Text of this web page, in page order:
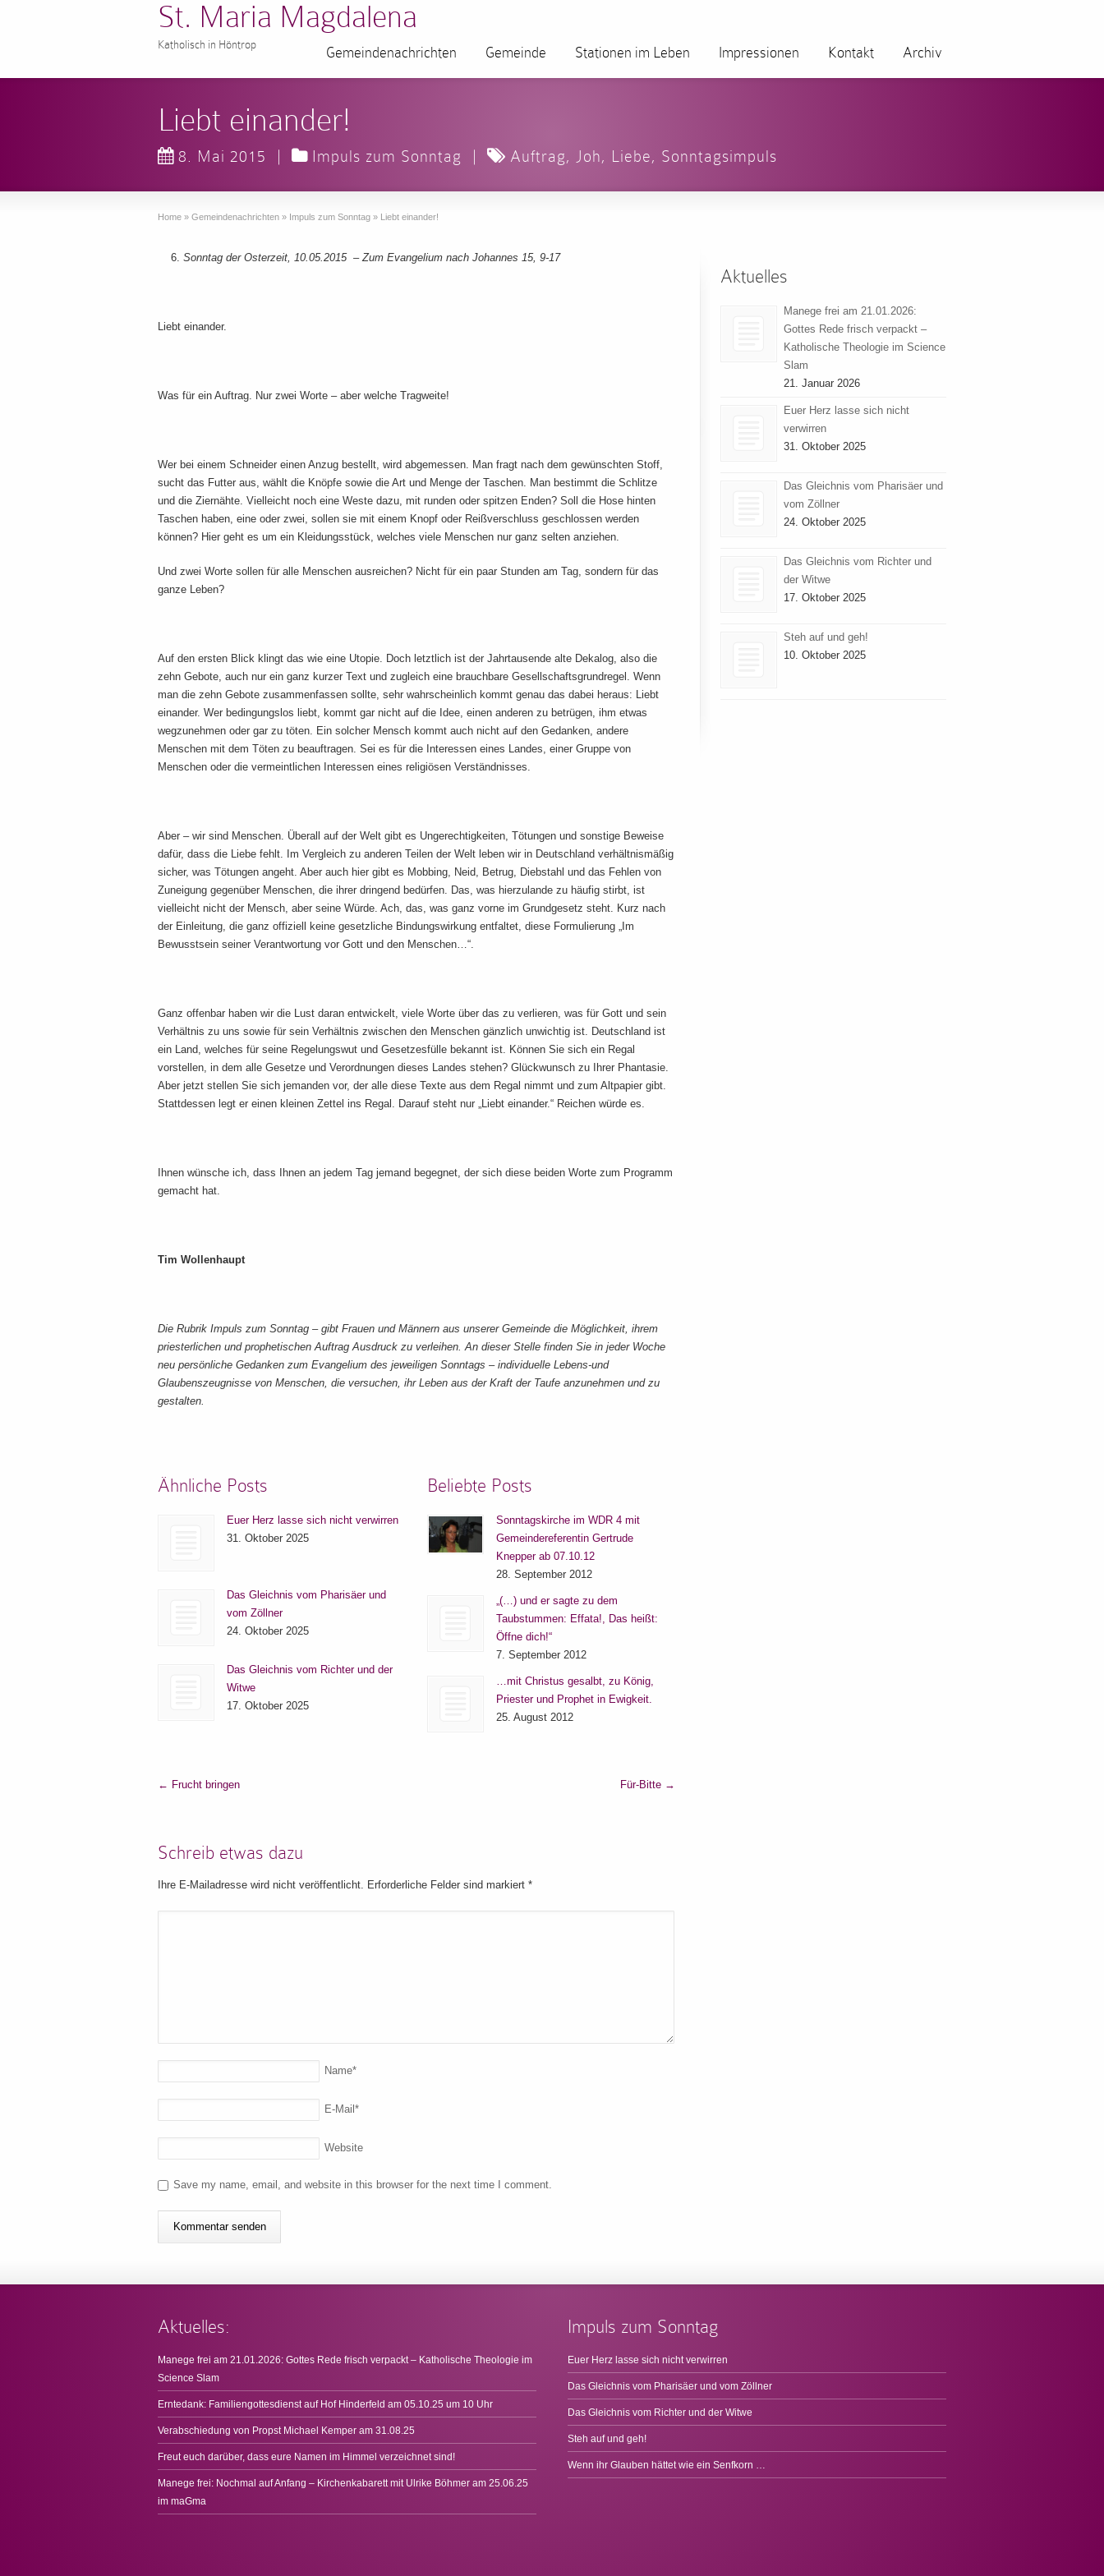
St. Maria Magdalena
Katholisch in Höntrop Gemeindenachrichten Gemeinde Stationen im Leben Impressionen Kontakt Archiv
Liebt einander!
8. Mai 2015 | Impuls zum Sonntag | Auftrag, Joh, Liebe, Sonntagsimpuls
Home » Gemeindenachrichten » Impuls zum Sonntag » Liebt einander!
Sonntag der Osterzeit, 10.05.2015 –Zum Evangelium nach Johannes 15, 9-17
Liebt einander.
Was für ein Auftrag. Nur zwei Worte – aber welche Tragweite!
Wer bei einem Schneider einen Anzug bestellt, wird abgemessen. Man fragt nach dem gewünschten Stoff,
sucht das Futter aus, wählt die Knöpfe sowie die Art und Menge der Taschen. Man bestimmt die Schlitze
und die Ziernähte. Vielleicht noch eine Weste dazu, mit runden oder spitzen Enden? Soll die Hose hinten
Taschen haben, eine oder zwei, sollen sie mit einem Knopf oder Reißverschluss geschlossen werden
können? Hier geht es um ein Kleidungsstück, welches viele Menschen nur ganz selten anziehen.
Und zwei Worte sollen für alle Menschen ausreichen? Nicht für ein paar Stunden am Tag, sondern für das
ganze Leben?
Auf den ersten Blick klingt das wie eine Utopie. Doch letztlich ist der Jahrtausende alte Dekalog, also die
zehn Gebote, auch nur ein ganz kurzer Text und zugleich eine brauchbare Gesellschaftsgrundregel. Wenn
man die zehn Gebote zusammenfassen sollte, sehr wahrscheinlich kommt genau das dabei heraus: Liebt
einander. Wer bedingungslos liebt, kommt gar nicht auf die Idee, einen anderen zu betrügen, ihm etwas
wegzunehmen oder gar zu töten. Ein solcher Mensch kommt auch nicht auf den Gedanken, andere
Menschen mit dem Töten zu beauftragen. Sei es für die Interessen eines Landes, einer Gruppe von
Menschen oder die vermeintlichen Interessen eines religiösen Verständnisses.
Aber – wir sind Menschen. Überall auf der Welt gibt es Ungerechtigkeiten, Tötungen und sonstige Beweise
dafür, dass die Liebe fehlt. Im Vergleich zu anderen Teilen der Welt leben wir in Deutschland verhältnismäßig
sicher, was Tötungen angeht. Aber auch hier gibt es Mobbing, Neid, Betrug, Diebstahl und das Fehlen von
Zuneigung gegenüber Menschen, die ihrer dringend bedürfen. Das, was hierzulande zu häufig stirbt, ist
vielleicht nicht der Mensch, aber seine Würde. Ach, das, was ganz vorne im Grundgesetz steht. Kurz nach
der Einleitung, die ganz offiziell keine gesetzliche Bindungswirkung entfaltet, diese Formulierung „Im
Bewusstsein seiner Verantwortung vor Gott und den Menschen…“.
Ganz offenbar haben wir die Lust daran entwickelt, viele Worte über das zu verlieren, was für Gott und sein
Verhältnis zu uns sowie für sein Verhältnis zwischen den Menschen gänzlich unwichtig ist. Deutschland ist
ein Land, welches für seine Regelungswut und Gesetzesfülle bekannt ist. Können Sie sich ein Regal
vorstellen, in dem alle Gesetze und Verordnungen dieses Landes stehen? Glückwunsch zu Ihrer Phantasie.
Aber jetzt stellen Sie sich jemanden vor, der alle diese Texte aus dem Regal nimmt und zum Altpapier gibt.
Stattdessen legt er einen kleinen Zettel ins Regal. Darauf steht nur „Liebt einander.“ Reichen würde es.
Ihnen wünsche ich, dass Ihnen an jedem Tag jemand begegnet, der sich diese beiden Worte zum Programm
gemacht hat.
Tim Wollenhaupt
Die Rubrik Impuls zum Sonntag – gibt Frauen und Männern aus unserer Gemeinde die Möglichkeit, ihrem
priesterlichen und prophetischen Auftrag Ausdruck zu verleihen. An dieser Stelle finden Sie in jeder Woche
neu persönliche Gedanken zum Evangelium des jeweiligen Sonntags – individuelle Lebens-und
Glaubenszeugnisse von Menschen, die versuchen, ihr Leben aus der Kraft der Taufe anzunehmen und zu
gestalten.
Ähnliche Posts
Euer Herz lasse sich nicht verwirren
31. Oktober 2025
Das Gleichnis vom Pharisäer und
vom Zöllner
24. Oktober 2025
Das Gleichnis vom Richter und der
Witwe
17. Oktober 2025
Beliebte Posts
Sonntagskirche im WDR 4 mit
Gemeindereferentin Gertrude
Knepper ab 07.10.12
28. September 2012
„(…) und er sagte zu dem
Taubstummen: Effata!, Das heißt:
Öffne dich!“
7. September 2012
…mit Christus gesalbt, zu König,
Priester und Prophet in Ewigkeit.
25. August 2012
← Frucht bringen Für-Bitte →
Schreib etwas dazu
Ihre E-Mailadresse wird nicht veröffentlicht. Erforderliche Felder sind markiert *
Name*
E-Mail*
Website
Save my name, email, and website in this browser for the next time I comment.
Aktuelles
Manege frei am 21.01.2026:
Gottes Rede frisch verpackt –
Katholische Theologie im Science
Slam
21. Januar 2026
Euer Herz lasse sich nicht
verwirren
31. Oktober 2025
Das Gleichnis vom Pharisäer und
vom Zöllner
24. Oktober 2025
Das Gleichnis vom Richter und
der Witwe
17. Oktober 2025
Steh auf und geh!
10. Oktober 2025
Aktuelles:
Manege frei am 21.01.2026: Gottes Rede frisch verpackt – Katholische Theologie im
Science Slam
Erntedank: Familiengottesdienst auf Hof Hinderfeld am 05.10.25 um 10 Uhr
Verabschiedung von Propst Michael Kemper am 31.08.25
Freut euch darüber, dass eure Namen im Himmel verzeichnet sind!
Manege frei: Nochmal auf Anfang – Kirchenkabarett mit Ulrike Böhmer am 25.06.25
im maGma
Impuls zum Sonntag
Euer Herz lasse sich nicht verwirren
Das Gleichnis vom Pharisäer und vom Zöllner
Das Gleichnis vom Richter und der Witwe
Steh auf und geh!
Wenn ihr Glauben hättet wie ein Senfkorn …